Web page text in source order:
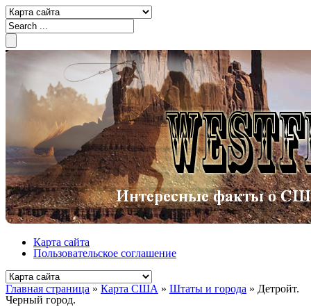
Карта сайта
Пользовательское соглашение
Главная страница » Карта США » Штаты и города » Детройт.
Черный город.